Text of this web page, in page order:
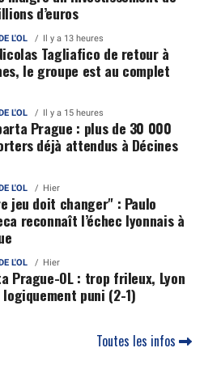
d’euros
L'OL Il y a 13 heures
Tagliafico de retour à
le groupe est au complet
L'OL Il y a 15 heures
Prague : plus de 30 000
déjà attendus à Décines
L'OL Hier
jeu doit changer" : Paulo
reconnaît l’échec lyonnais à
L'OL Hier
Prague-OL : trop frileux, Lyon
puni (2-1)
Toutes les infos